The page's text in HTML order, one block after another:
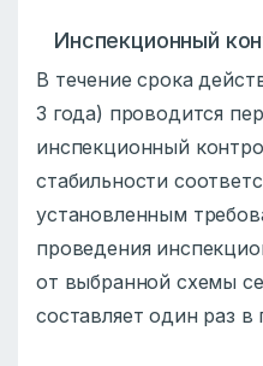
Инспекционный
В течение срока
3 года) проводится
инспекционный
стабильности
установленным
проведения
от выбранной схемы
составляет один раз в